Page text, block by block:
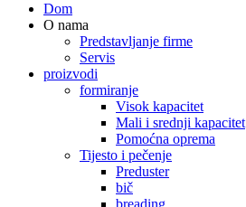
Dom
O nama
Predstavljanje firme
Servis
proizvodi
formiranje
Visok kapacitet
Mali i srednji kapacitet
Pomoćna oprema
Tijesto i pečenje
Preduster
bič
breading